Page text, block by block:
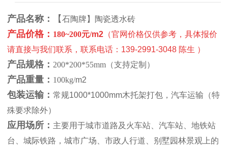
产品名称： 【石陶牌 】陶瓷透水砖
产品价格： 180~200元/m2 （官网价格仅供参考，具体报价
请直接与我们联系，联系电话：139-2991-3048 陈生 ）
产品规格：200*200*55mm（支持定制）
产品重量： 100kg/m2
包装运输：常规1000*1000mm木托架打包，汽车运输（特
殊要求除外）
应用场所： 主要用于城市道路及火车站、汽车站、地铁站
台、城际铁路，城市广场、市政人行道、别墅园林景观上的